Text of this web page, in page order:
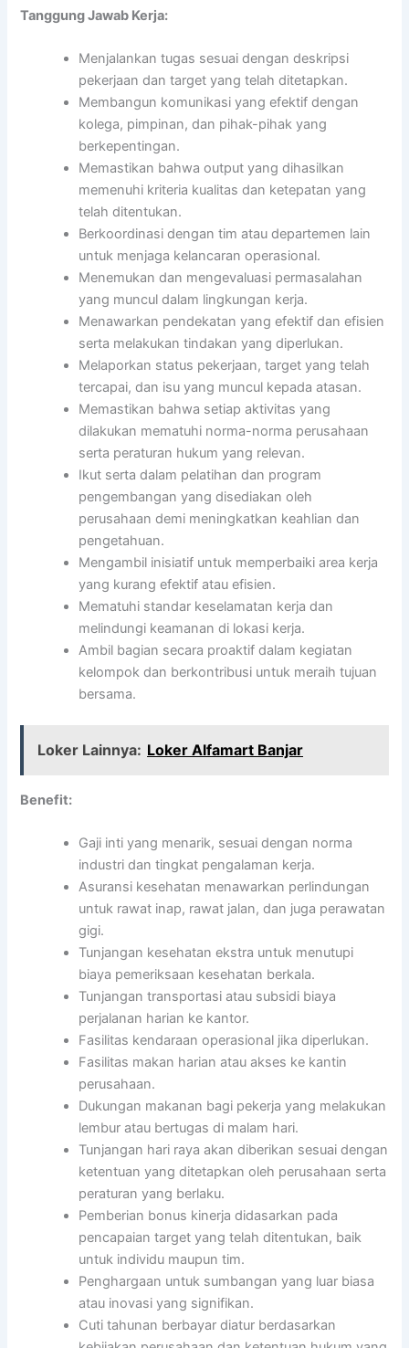
Tanggung Jawab Kerja:
Menjalankan tugas sesuai dengan deskripsi
pekerjaan dan target yang telah ditetapkan.
Membangun komunikasi yang efektif dengan
kolega, pimpinan, dan pihak-pihak yang
berkepentingan.
Memastikan bahwa output yang dihasilkan
memenuhi kriteria kualitas dan ketepatan yang
telah ditentukan.
Berkoordinasi dengan tim atau departemen lain
untuk menjaga kelancaran operasional.
Menemukan dan mengevaluasi permasalahan
yang muncul dalam lingkungan kerja.
Menawarkan pendekatan yang efektif dan efisien
serta melakukan tindakan yang diperlukan.
Melaporkan status pekerjaan, target yang telah
tercapai, dan isu yang muncul kepada atasan.
Memastikan bahwa setiap aktivitas yang
dilakukan mematuhi norma-norma perusahaan
serta peraturan hukum yang relevan.
Ikut serta dalam pelatihan dan program
pengembangan yang disediakan oleh
perusahaan demi meningkatkan keahlian dan
pengetahuan.
Mengambil inisiatif untuk memperbaiki area kerja
yang kurang efektif atau efisien.
Mematuhi standar keselamatan kerja dan
melindungi keamanan di lokasi kerja.
Ambil bagian secara proaktif dalam kegiatan
kelompok dan berkontribusi untuk meraih tujuan
bersama.
Loker Lainnya: Loker Alfamart Banjar
Benefit:
Gaji inti yang menarik, sesuai dengan norma
industri dan tingkat pengalaman kerja.
Asuransi kesehatan menawarkan perlindungan
untuk rawat inap, rawat jalan, dan juga perawatan
gigi.
Tunjangan kesehatan ekstra untuk menutupi
biaya pemeriksaan kesehatan berkala.
Tunjangan transportasi atau subsidi biaya
perjalanan harian ke kantor.
Fasilitas kendaraan operasional jika diperlukan.
Fasilitas makan harian atau akses ke kantin
perusahaan.
Dukungan makanan bagi pekerja yang melakukan
lembur atau bertugas di malam hari.
Tunjangan hari raya akan diberikan sesuai dengan
ketentuan yang ditetapkan oleh perusahaan serta
peraturan yang berlaku.
Pemberian bonus kinerja didasarkan pada
pencapaian target yang telah ditentukan, baik
untuk individu maupun tim.
Penghargaan untuk sumbangan yang luar biasa
atau inovasi yang signifikan.
Cuti tahunan berbayar diatur berdasarkan